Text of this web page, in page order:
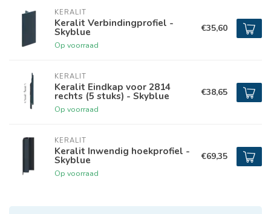
KERALIT
Keralit Verbindingprofiel -
Skyblue
Op voorraad
€35,60
KERALIT
Keralit Eindkap voor 2814
rechts (5 stuks) - Skyblue
Op voorraad
€38,65
KERALIT
Keralit Inwendig hoekprofiel -
Skyblue
Op voorraad
€69,35